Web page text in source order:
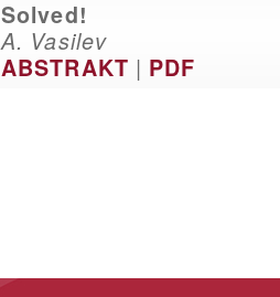
Solved!
A. Vasilev
ABSTRAKT | PDF